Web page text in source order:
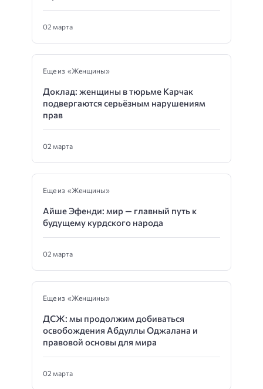
02 марта
Еще из «Женщины»
Доклад: женщины в тюрьме Карчак
подвергаются серьёзным нарушениям
прав
02 марта
Еще из «Женщины»
Айше Эфенди: мир — главный путь к
будущему курдского народа
02 марта
Еще из «Женщины»
ДСЖ: мы продолжим добиваться
освобождения Абдуллы Оджалана и
правовой основы для мира
02 марта